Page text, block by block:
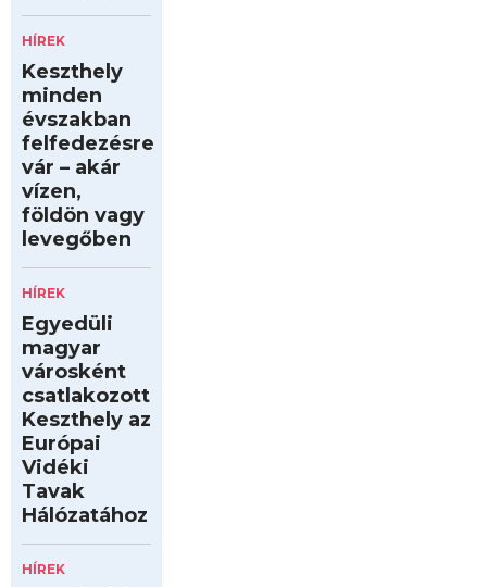
HÍREK
Keszthely
minden
évszakban
felfedezésre
vár – akár
vízen,
földön vagy
levegőben
HÍREK
Egyedüli
magyar
városként
csatlakozott
Keszthely az
Európai
Vidéki
Tavak
Hálózatához
HÍREK